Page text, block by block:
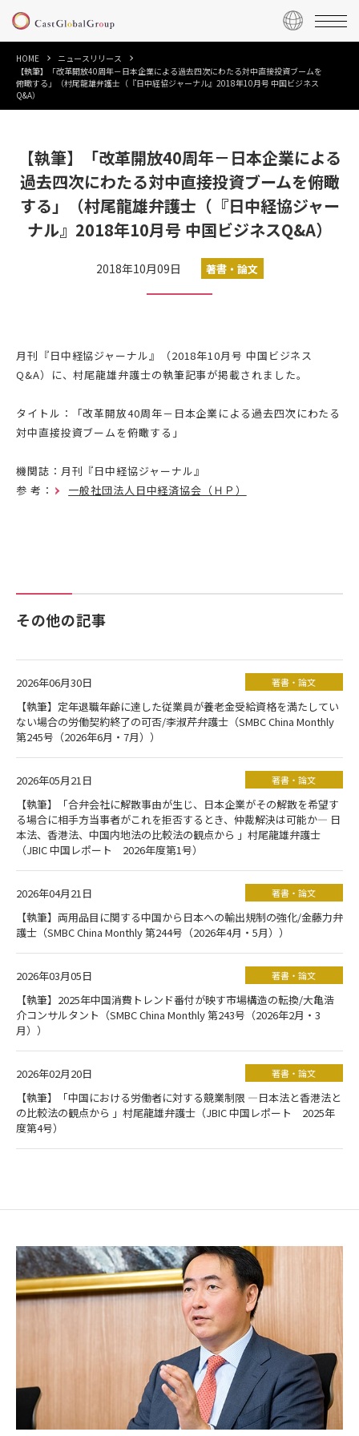
HOME
ニュースリリース
【執筆】「改革開放40周年－日本企業による過去四次にわたる対中直接投資ブームを
俯瞰する」（村尾龍雄弁護士（『日中経協ジャーナル』2018年10月号 中国ビジネス
Q&A）
【執筆】「改革開放40周年－日本企業による
過去四次にわたる対中直接投資ブームを俯瞰
する」（村尾龍雄弁護士（『日中経協ジャー
ナル』2018年10月号 中国ビジネスQ&A）
2018年10月09日 著書・論文
月刊『日中経協ジャーナル』（2018年10月号 中国ビジネス
Q&A）に、村尾龍雄弁護士の執筆記事が掲載されました。
タイトル：「改革開放40周年－日本企業による過去四次にわたる
対中直接投資ブームを俯瞰する」
機関誌：月刊『日中経協ジャーナル』
参 考：
一般社団法人日中経済協会（ＨＰ）
その他の記事
2026年06月30日 著書・論文
【執筆】定年退職年齢に達した従業員が養老金受給資格を満たしてい
ない場合の労働契約終了の可否/李淑芹弁護士（SMBC China Monthly
第245号（2026年6月・7月））
2026年05月21日 著書・論文
【執筆】「合弁会社に解散事由が生じ、日本企業がその解散を希望す
る場合に相手方当事者がこれを拒否するとき、仲裁解決は可能か― 日
本法、香港法、中国内地法の比較法の観点から 」村尾龍雄弁護士
（JBIC 中国レポート 2026年度第1号）
2026年04月21日 著書・論文
【執筆】両用品目に関する中国から日本への輸出規制の強化/金藤力弁
護士（SMBC China Monthly 第244号（2026年4月・5月））
2026年03月05日 著書・論文
【執筆】2025年中国消費トレンド番付が映す市場構造の転換/大亀浩
介コンサルタント（SMBC China Monthly 第243号（2026年2月・3
月））
2026年02月20日 著書・論文
【執筆】「中国における労働者に対する競業制限 ―日本法と香港法と
の比較法の観点から 」村尾龍雄弁護士（JBIC 中国レポート 2025年
度第4号）